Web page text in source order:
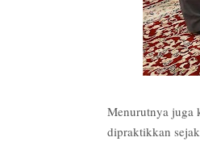
Menurutnya juga
dipraktikkan